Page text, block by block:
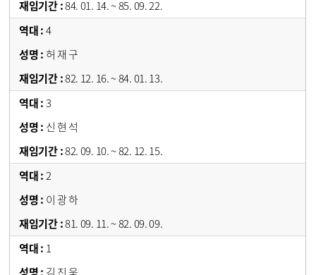
84. 01. 14. ~ 85. 09. 22.
4
허 재 구
82. 12. 16. ~ 84. 01. 13.
3
신 현 석
82. 09. 10. ~ 82. 12. 15.
2
이 광 하
81. 09. 11. ~ 82. 09. 09.
1